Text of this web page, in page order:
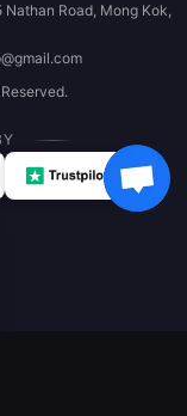
Nathan Road, Mong Kok,